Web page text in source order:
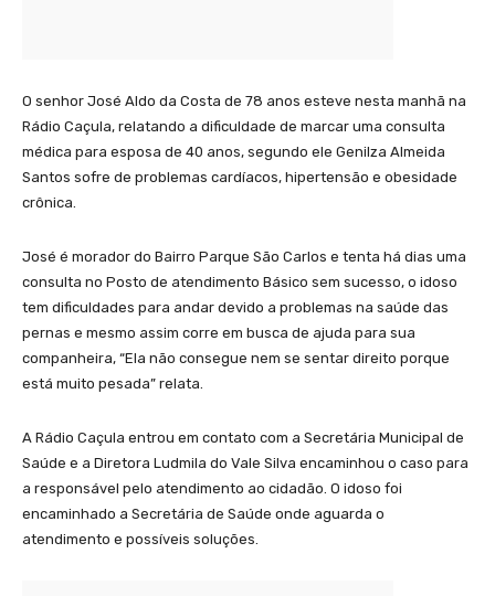
O senhor José Aldo da Costa de 78 anos esteve nesta manhã na
Rádio Caçula, relatando a dificuldade de marcar uma consulta
médica para esposa de 40 anos, segundo ele Genilza Almeida
Santos sofre de problemas cardíacos, hipertensão e obesidade
crônica.
José é morador do Bairro Parque São Carlos e tenta há dias uma
consulta no Posto de atendimento Básico sem sucesso, o idoso
tem dificuldades para andar devido a problemas na saúde das
pernas e mesmo assim corre em busca de ajuda para sua
companheira, “Ela não consegue nem se sentar direito porque
está muito pesada” relata.
A Rádio Caçula entrou em contato com a Secretária Municipal de
Saúde e a Diretora Ludmila do Vale Silva encaminhou o caso para
a responsável pelo atendimento ao cidadão. O idoso foi
encaminhado a Secretária de Saúde onde aguarda o
atendimento e possíveis soluções.